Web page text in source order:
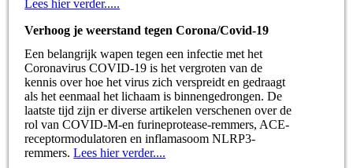
Lees hier verder.....
Verhoog je weerstand tegen Corona/Covid-19
Een belangrijk wapen tegen een infectie met het
Coronavirus COVID-19 is het vergroten van de
kennis over hoe het virus zich verspreidt en gedraagt
als het eenmaal het lichaam is binnengedrongen. De
laatste tijd zijn er diverse artikelen verschenen over de
rol van COVID-M-en furineprotease-remmers, ACE-
receptormodulatoren en inflamasoom NLRP3-
remmers.Lees hier verder....